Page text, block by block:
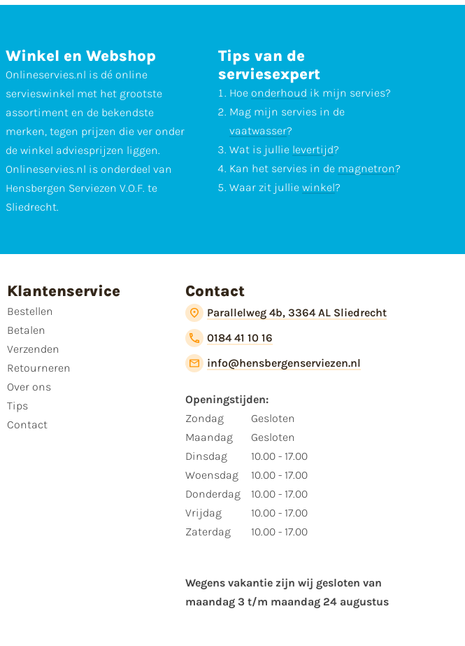
Winkel en Webshop
Onlineservies.nl is dé online
servieswinkel met het grootste
assortiment en de bekendste
merken, tegen prijzen die ver onder
de winkel adviesprijzen liggen.
Onlineservies.nl is onderdeel van
Hensbergen Serviezen V.O.F. te
Sliedrecht.
Tips van de
serviesexpert
Hoe onderhoud ik mijn servies?
Mag mijn servies in de
vaatwasser?
Wat is jullie levertijd?
Kan het servies in de magnetron?
Waar zit jullie winkel?
Klantenservice
Bestellen
Betalen
Verzenden
Retourneren
Over ons
Tips
Contact
Contact
Parallelweg 4b, 3364 AL Sliedrecht
0184 41 10 16
info@hensbergenserviezen.nl
Openingstijden:
Zondag
Maandag
Dinsdag
Woensdag
Donderdag
Vrijdag
Zaterdag
Gesloten
Gesloten
10.00 - 17.00
10.00 - 17.00
10.00 - 17.00
10.00 - 17.00
10.00 - 17.00
Wegens vakantie zijn wij gesloten van ​
maandag 3 t/m maandag 24 augustus